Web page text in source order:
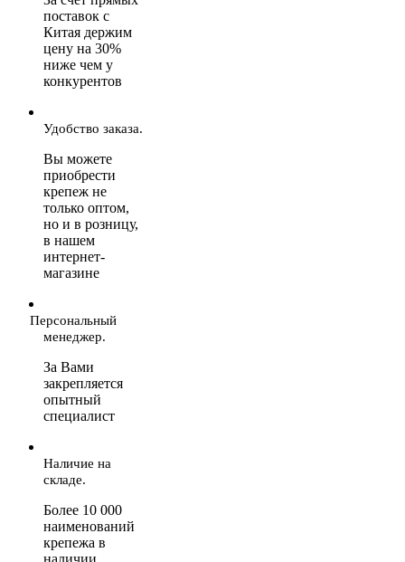
поставок с
Китая держим
цену на 30%
ниже чем у
конкурентов
Удобство заказа.
Вы можете
приобрести
крепеж не
только оптом,
но и в розницу,
в нашем
интернет-
магазине
Персональный
менеджер.
За Вами
закрепляется
опытный
специалист
Наличие на
складе.
Более 10 000
наименований
крепежа в
наличии